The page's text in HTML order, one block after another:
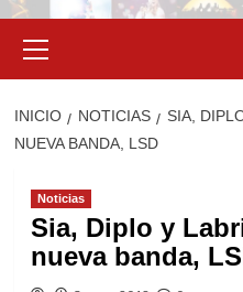
primario
INICIO NOTICIAS
SIA,
NUEVA BANDA, LSD
Noticias
Sia, Diplo y
nueva banda,